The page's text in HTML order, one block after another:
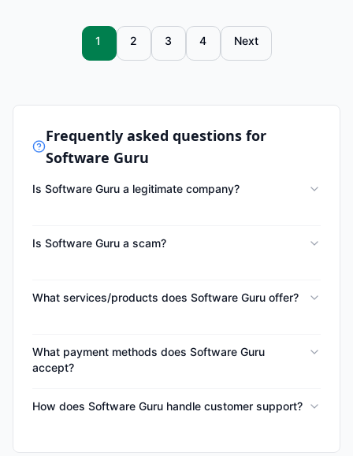
1 2 3 4 Next
Frequently asked questions for
Software Guru
Is Software Guru a legitimate company?
Is Software Guru a scam?
What services/products does Software Guru offer?
What payment methods does Software Guru
accept?
How does Software Guru handle customer support?